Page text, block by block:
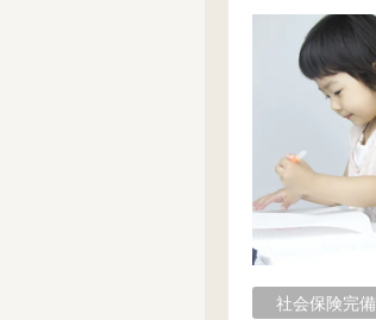
社会保険完備
西区
浦和区